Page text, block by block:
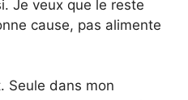
Je veux que le reste
cause, pas alimente
Seule dans mon